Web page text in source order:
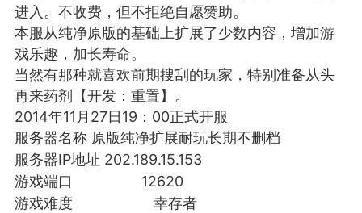
我的钱包 道具 排行榜
MOD下载 攻略教程
大人
Lv.8
02-10 15:45
其他&工具
卖挂
禁止发布联机可用的作弊模组，
进入。不收费，但不拒绝自愿赞助。
本服从纯净原版的基础上扩展了少数内容，增加游
戏乐趣，加长寿命。
当然有那种就喜欢前期搜刮的玩家，特别准备从头
再来药剂【开发：重置】。
2014年11月27日19：00正式开服
服务器名称 原版纯净扩展耐玩长期不删档
服务器IP地址 202.189.15.153
游戏端口 12620
游戏难度 幸存者